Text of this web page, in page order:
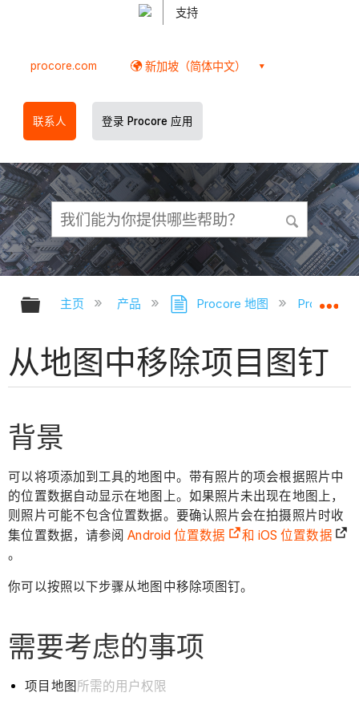
支持
procore.com 新加坡（简体中文）
联系人 登录 Procore 应用
扩展/隐缩全局层次
主页 产品 Procore 地图 Procore
从地图中移除项目图钉
背景
可以将项添加到工具的地图中。带有照片的项会根据照片中
的位置数据自动显示在地图上。如果照片未出现在地图上，
则照片可能不包含位置数据。要确认照片会在拍摄照片时收
集位置数据，请参阅 Android 位置数据 和 iOS 位置数据
。
你可以按照以下步骤从地图中移除项图钉。
需要考虑的事项
项目地图 所需的用户权限